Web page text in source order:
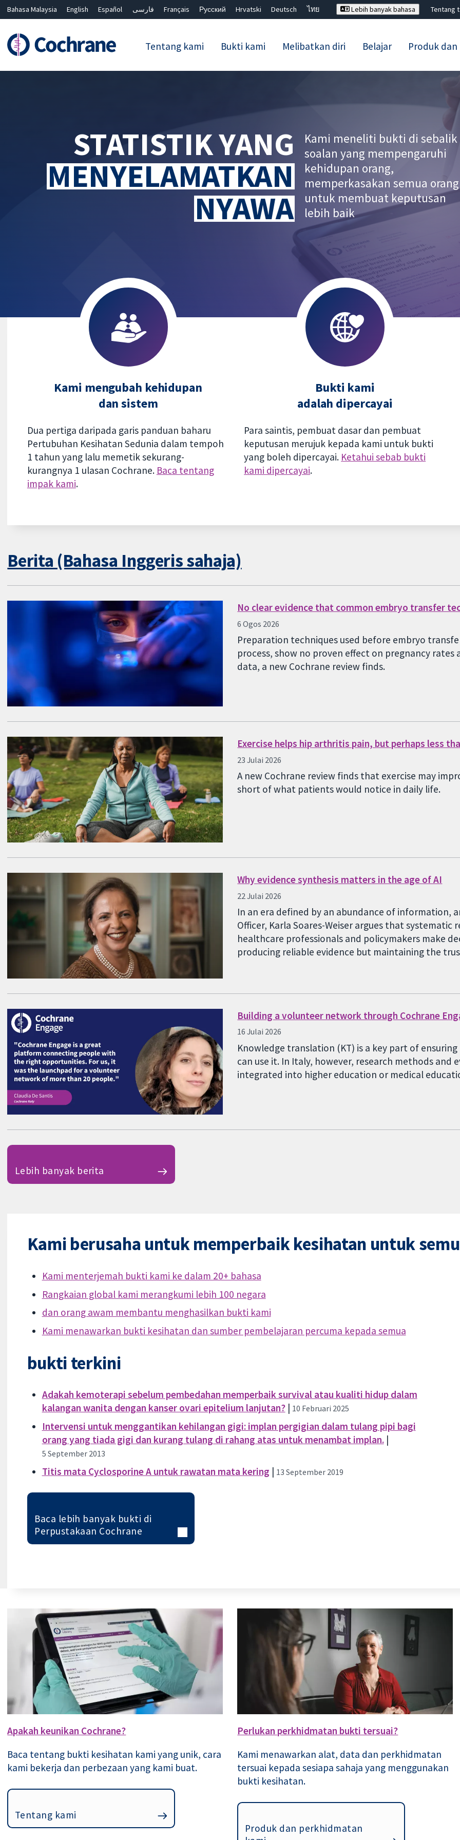
Bahasa Malaysia English Español فارسی Français Русский Hrvatski Deutsch
ไทย
Lebih banyak bahasa Tentang
Tentang kami Bukti kami Melibatkan diri Belajar Produk
STATISTIK YANG
MENYELAMATKAN
NYAWA
Kami meneliti bukti di sebalik
soalan yang mempengaruhi
kehidupan orang,
memperkasakan semua orang
untuk membuat keputusan
lebih baik
Kami mengubah kehidupan
dan sistem
Dua pertiga daripada garis panduan baharu
Pertubuhan Kesihatan Sedunia dalam tempoh
1 tahun yang lalu memetik sekurang-
kurangnya 1 ulasan Cochrane. Baca tentang
impak kami.
Bukti kami
adalah dipercayai
Para saintis, pembuat dasar dan pembuat
keputusan merujuk kepada kami untuk bukti
yang boleh dipercayai. Ketahui sebab bukti
kami dipercayai.
Berita (Bahasa Inggeris sahaja)
No clear evidence that common embryo transfer
6 Ogos 2026
Preparation techniques used before embryo
process, show no proven effect on pregnancy
data, a new Cochrane review finds.
Exercise helps hip arthritis pain, but perhaps less
23 Julai 2026
A new Cochrane review finds that exercise may
short of what patients would notice in daily life.
Why evidence synthesis matters in the age of AI
22 Julai 2026
In an era defined by an abundance of information,
Officer, Karla Soares-Weiser argues that
healthcare professionals and policymakers make
producing reliable evidence but maintaining the
Building a volunteer network through Cochrane
16 Julai 2026
Knowledge translation (KT) is a key part of
can use it. In Italy, however, research methods and
integrated into higher education or medical
Lebih banyak berita
Kami berusaha untuk memperbaik kesihatan untuk
Kami menterjemah bukti kami ke dalam 20+ bahasa
Rangkaian global kami merangkumi lebih 100 negara
dan orang awam membantu menghasilkan bukti kami
Kami menawarkan bukti kesihatan dan sumber pembelajaran percuma kepada semua
bukti terkini
Adakah kemoterapi sebelum pembedahan memperbaik survival atau kualiti hidup dalam
kalangan wanita dengan kanser ovari epitelium lanjutan?| 10 Februari 2025
Intervensi untuk menggantikan kehilangan gigi: implan pergigian dalam tulang pipi bagi
orang yang tiada gigi dan kurang tulang di rahang atas untuk menambat implan.|
5 September 2013
Titis mata Cyclosporine A untuk rawatan mata kering | 13 September 2019
Baca lebih banyak bukti di
Perpustakaan Cochrane
Apakah keunikan Cochrane?
Baca tentang bukti kesihatan kami yang unik, cara
kami bekerja dan perbezaan yang kami buat.
Tentang kami
Perlukan perkhidmatan bukti tersuai?
Kami menawarkan alat, data dan perkhidmatan
tersuai kepada sesiapa sahaja yang menggunakan
bukti kesihatan.
Produk dan perkhidmatan